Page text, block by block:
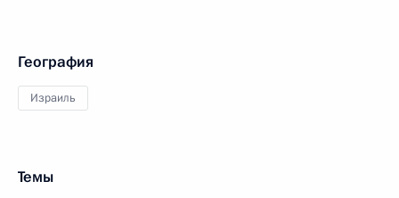
География
Израиль
Темы